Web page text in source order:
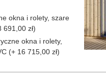
okna i rolety, szare
691,00 zł)
okna i rolety,
(+ 16 715,00 zł)